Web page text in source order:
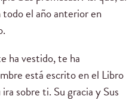
todo el año anterior en
ha vestido, te ha
está escrito en el Libro
sobre ti. Su gracia y Sus